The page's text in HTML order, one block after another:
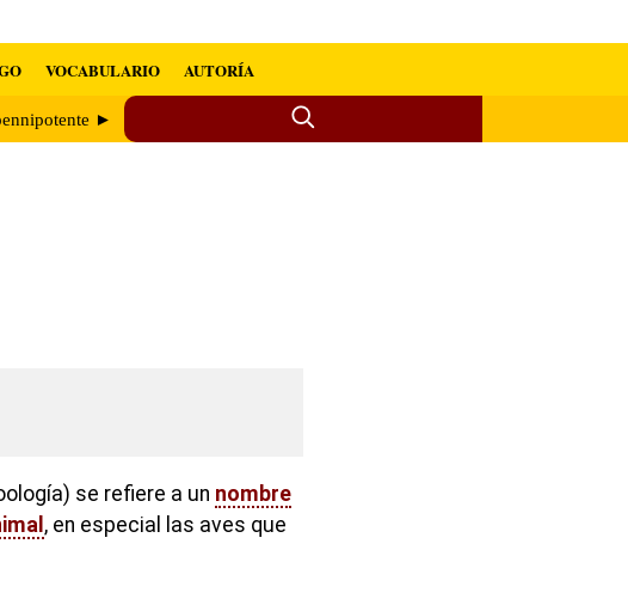
VOCABULARIO AUTORÍA
►
se refiere a un nombre
, en especial las aves que